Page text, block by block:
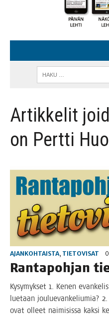
Artikkelit
on Pertti
AJANKOHTAISTA, TIETOVISAT
Ran­ta­poh­jan
Kysy­myk­set 1. Kenen
lue­taan jou­lue­van­ke­liu­mia?
ovat olleet nai­mi­sis­sa kak­si